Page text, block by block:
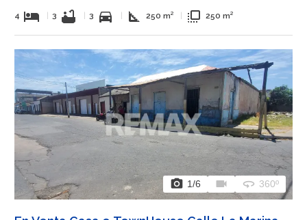
4 hotel 3 bathtub 3 directions_car square_foot 250 m² flip_to_front 250 m²
photo_camera 1/6 videocam 360 360º